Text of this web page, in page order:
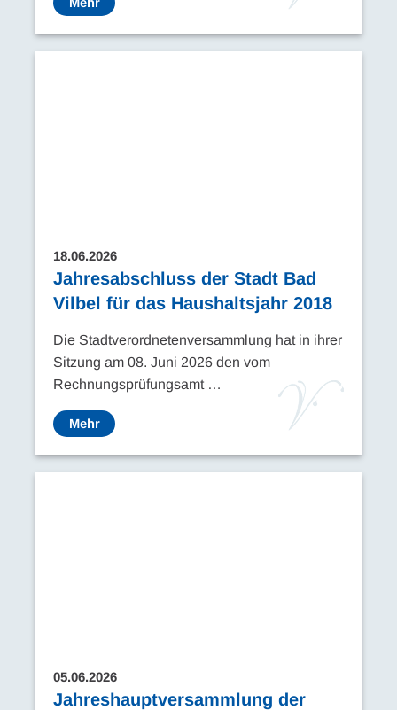
18.06.2026
Jahresabschluss der Stadt Bad
Vilbel für das Haushaltsjahr 2018
Die Stadtverordnetenversammlung hat in ihrer
Sitzung am 08. Juni 2026 den vom
Rechnungsprüfungsamt …
Mehr
05.06.2026
Jahreshauptversammlung der